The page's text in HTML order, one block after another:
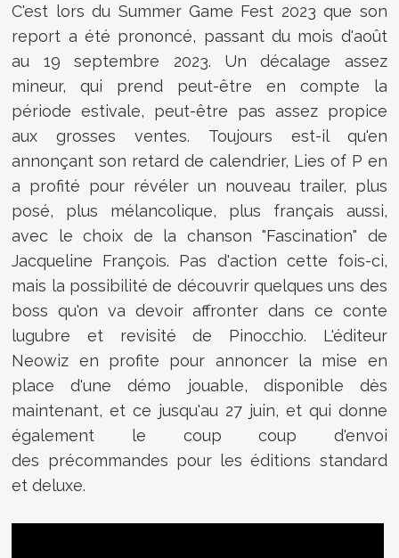
C'est lors du Summer Game Fest 2023 que son
report a été prononcé, passant du mois d'août
au 19 septembre 2023. Un décalage assez
mineur, qui prend peut-être en compte la
période estivale, peut-être pas assez propice
aux grosses ventes. Toujours est-il qu'en
annonçant son retard de calendrier, Lies of P en
a profité pour révéler un nouveau trailer, plus
posé, plus mélancolique, plus français aussi,
avec le choix de la chanson "Fascination" de
Jacqueline François. Pas d'action cette fois-ci,
mais la possibilité de découvrir quelques uns des
boss qu'on va devoir affronter dans ce conte
lugubre et revisité de Pinocchio. L'éditeur
Neowiz en profite pour annoncer la mise en
place d'une démo jouable, disponible dès
maintenant, et ce jusqu'au 27 juin, et qui donne
également le coup coup d'envoi
des précommandes pour les éditions standard
et deluxe.